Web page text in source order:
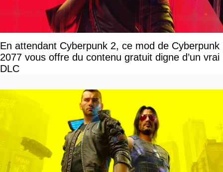
En attendant Cyberpunk 2, ce mod de Cyberpunk
2077 vous offre du contenu gratuit digne d’un vrai
DLC